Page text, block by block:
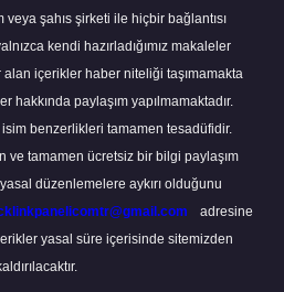
şahıs şirketi ile hiçbir bağlantısı
kendi hazırladığımız makaleler
alan içerikler haber niteliği taşımamakta
hakkında paylaşım yapılmamaktadır.
benzerlikleri tamamen tesadüfidir.
ve tamamen ücretsiz bir bilgi paylaşım
düzenlemelere aykırı olduğunu
adresine
yasal süre içerisinde sitemizden